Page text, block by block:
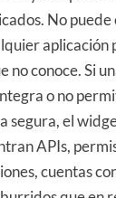
No
aplicación
no conoce. Si
o no
segura, el
APIs,
cuentas